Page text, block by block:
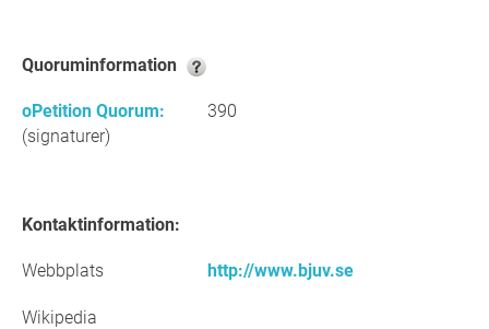
Quoruminformation
oPetition Quorum:
(signaturer)
390
Kontaktinformation:
Webbplats http://www.bjuv.se
Wikipedia